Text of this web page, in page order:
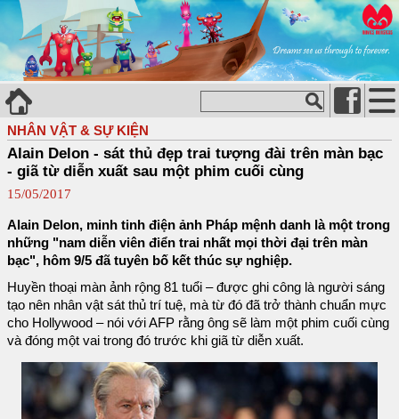
NHÂN VẬT & SỰ KIỆN
Alain Delon - sát thủ đẹp trai tượng đài trên màn bạc
- giã từ diễn xuất sau một phim cuối cùng
15/05/2017
Alain Delon, minh tinh điện ảnh Pháp mệnh danh là một trong
những "nam diễn viên điển trai nhất mọi thời đại trên màn
bạc", hôm 9/5 đã tuyên bố kết thúc sự nghiệp.
Huyền thoại màn ảnh rộng 81 tuổi – được ghi công là người sáng
tạo nên nhân vật sát thủ trí tuệ, mà từ đó đã trở thành chuẩn mực
cho Hollywood – nói với AFP rằng ông sẽ làm một phim cuối cùng
và đóng một vai trong đó trước khi giã từ diễn xuất.